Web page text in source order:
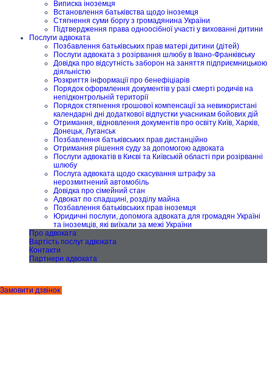
Замовити дзвінок
Виписка іноземця
Встановлення батьківства щодо іноземця
Стягнення суми боргу з громадянина України
Підтвердження права одноосібної участі у вихованні дитини
Послуги адвоката
Позбавлення батьківських прав матері дитини (дітей)
Послуги адвоката з розірвання шлюбу в Івано-Франківську
Довідка про відсутність заборон на заняття підприємницькою
діяльністю
Розкриття інформації про бенефіціарів
Порядок оформлення документів у разі смерті родичів на
непідконтрольній території
Порядок стягнення грошової компенсації за невикористані
календарні дні додаткової відпустки учасникам бойових дій
Отримання, відновлення документів про освіту Київ, Харків,
Донецьк, Луганськ
Позбавлення батьківських прав дистанційно
Отримання рішення суду за допомогою адвоката
Послуги адвокатів в Києві та Київській області при розірванні
шлюбу
Послуга адвоката щодо скасування штрафу за
нерозмитнений автомобіль
Довідка про сімейний стан
Адвокат по спадщині, розділу майна
Позбавлення батьківських прав іноземця
Юридичні послуги, допомога адвоката для громадян Україні
та іноземців, які виїхали за межі України
Про адвоката
Вартість послуг адвоката
Контакти
Партнери адвоката